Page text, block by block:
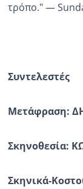
τρόπο." —
Συντελεστές
Μετάφραση:
Σκηνοθεσία:
Σκηνικά-